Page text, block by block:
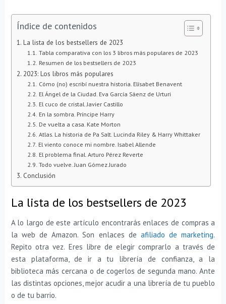
Índice de contenidos
La lista de los bestsellers de 2023
Tabla comparativa con los 3 libros más populares de 2023
Resumen de los bestsellers de 2023
2023: Los libros más populares
Cómo (no) escribí nuestra historia. Elísabet Benavent
El Ángel de la Ciudad. Eva García Sáenz de Urturi
El cuco de cristal. Javier Castillo
En la sombra. Príncipe Harry
De vuelta a casa. Kate Morton
Atlas. La historia de Pa Salt. Lucinda Riley & Harry Whittaker
El viento conoce mi nombre. Isabel Allende
El problema final. Arturo Pérez Reverte
Todo vuelve. Juan Gómez Jurado
Conclusión
La lista de los bestsellers de 2023
A lo largo de este artículo encontrarás enlaces de compras a
la web de Amazon. Son enlaces de afiliado de marketing.
Repito otra vez. Eres libre de elegir comprarlo a través de
esta plataforma, de ir a tu librería de confianza, a la
biblioteca más cercana o de cogerlos de segunda mano. Ante
las distintas opciones, mejor acudir a una librería de tu pueblo
o de tu barrio.